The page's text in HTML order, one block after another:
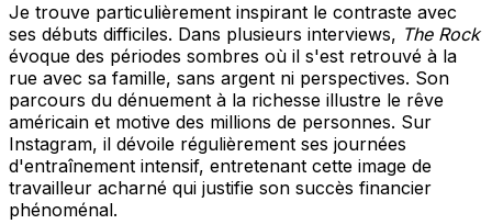
Je trouve particulièrement inspirant le contraste avec
ses débuts difficiles. Dans plusieurs interviews, The Rock
évoque des périodes sombres où il s'est retrouvé à la
rue avec sa famille, sans argent ni perspectives. Son
parcours du dénuement à la richesse illustre le rêve
américain et motive des millions de personnes. Sur
Instagram, il dévoile régulièrement ses journées
d'entraînement intensif, entretenant cette image de
travailleur acharné qui justifie son succès financier
phénoménal.